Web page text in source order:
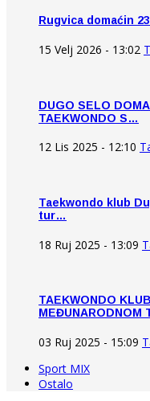
Rugvica domaćin
15 Velj 2026 - 13:02
DUGO SELO
TAEKWONDO S…
12 Lis 2025 - 12:10
Taekwondo klub
tur…
18 Ruj 2025 - 13:09
TAEKWONDO
MEĐUNARODNOM
03 Ruj 2025 - 15:09
Sport MIX
Ostalo